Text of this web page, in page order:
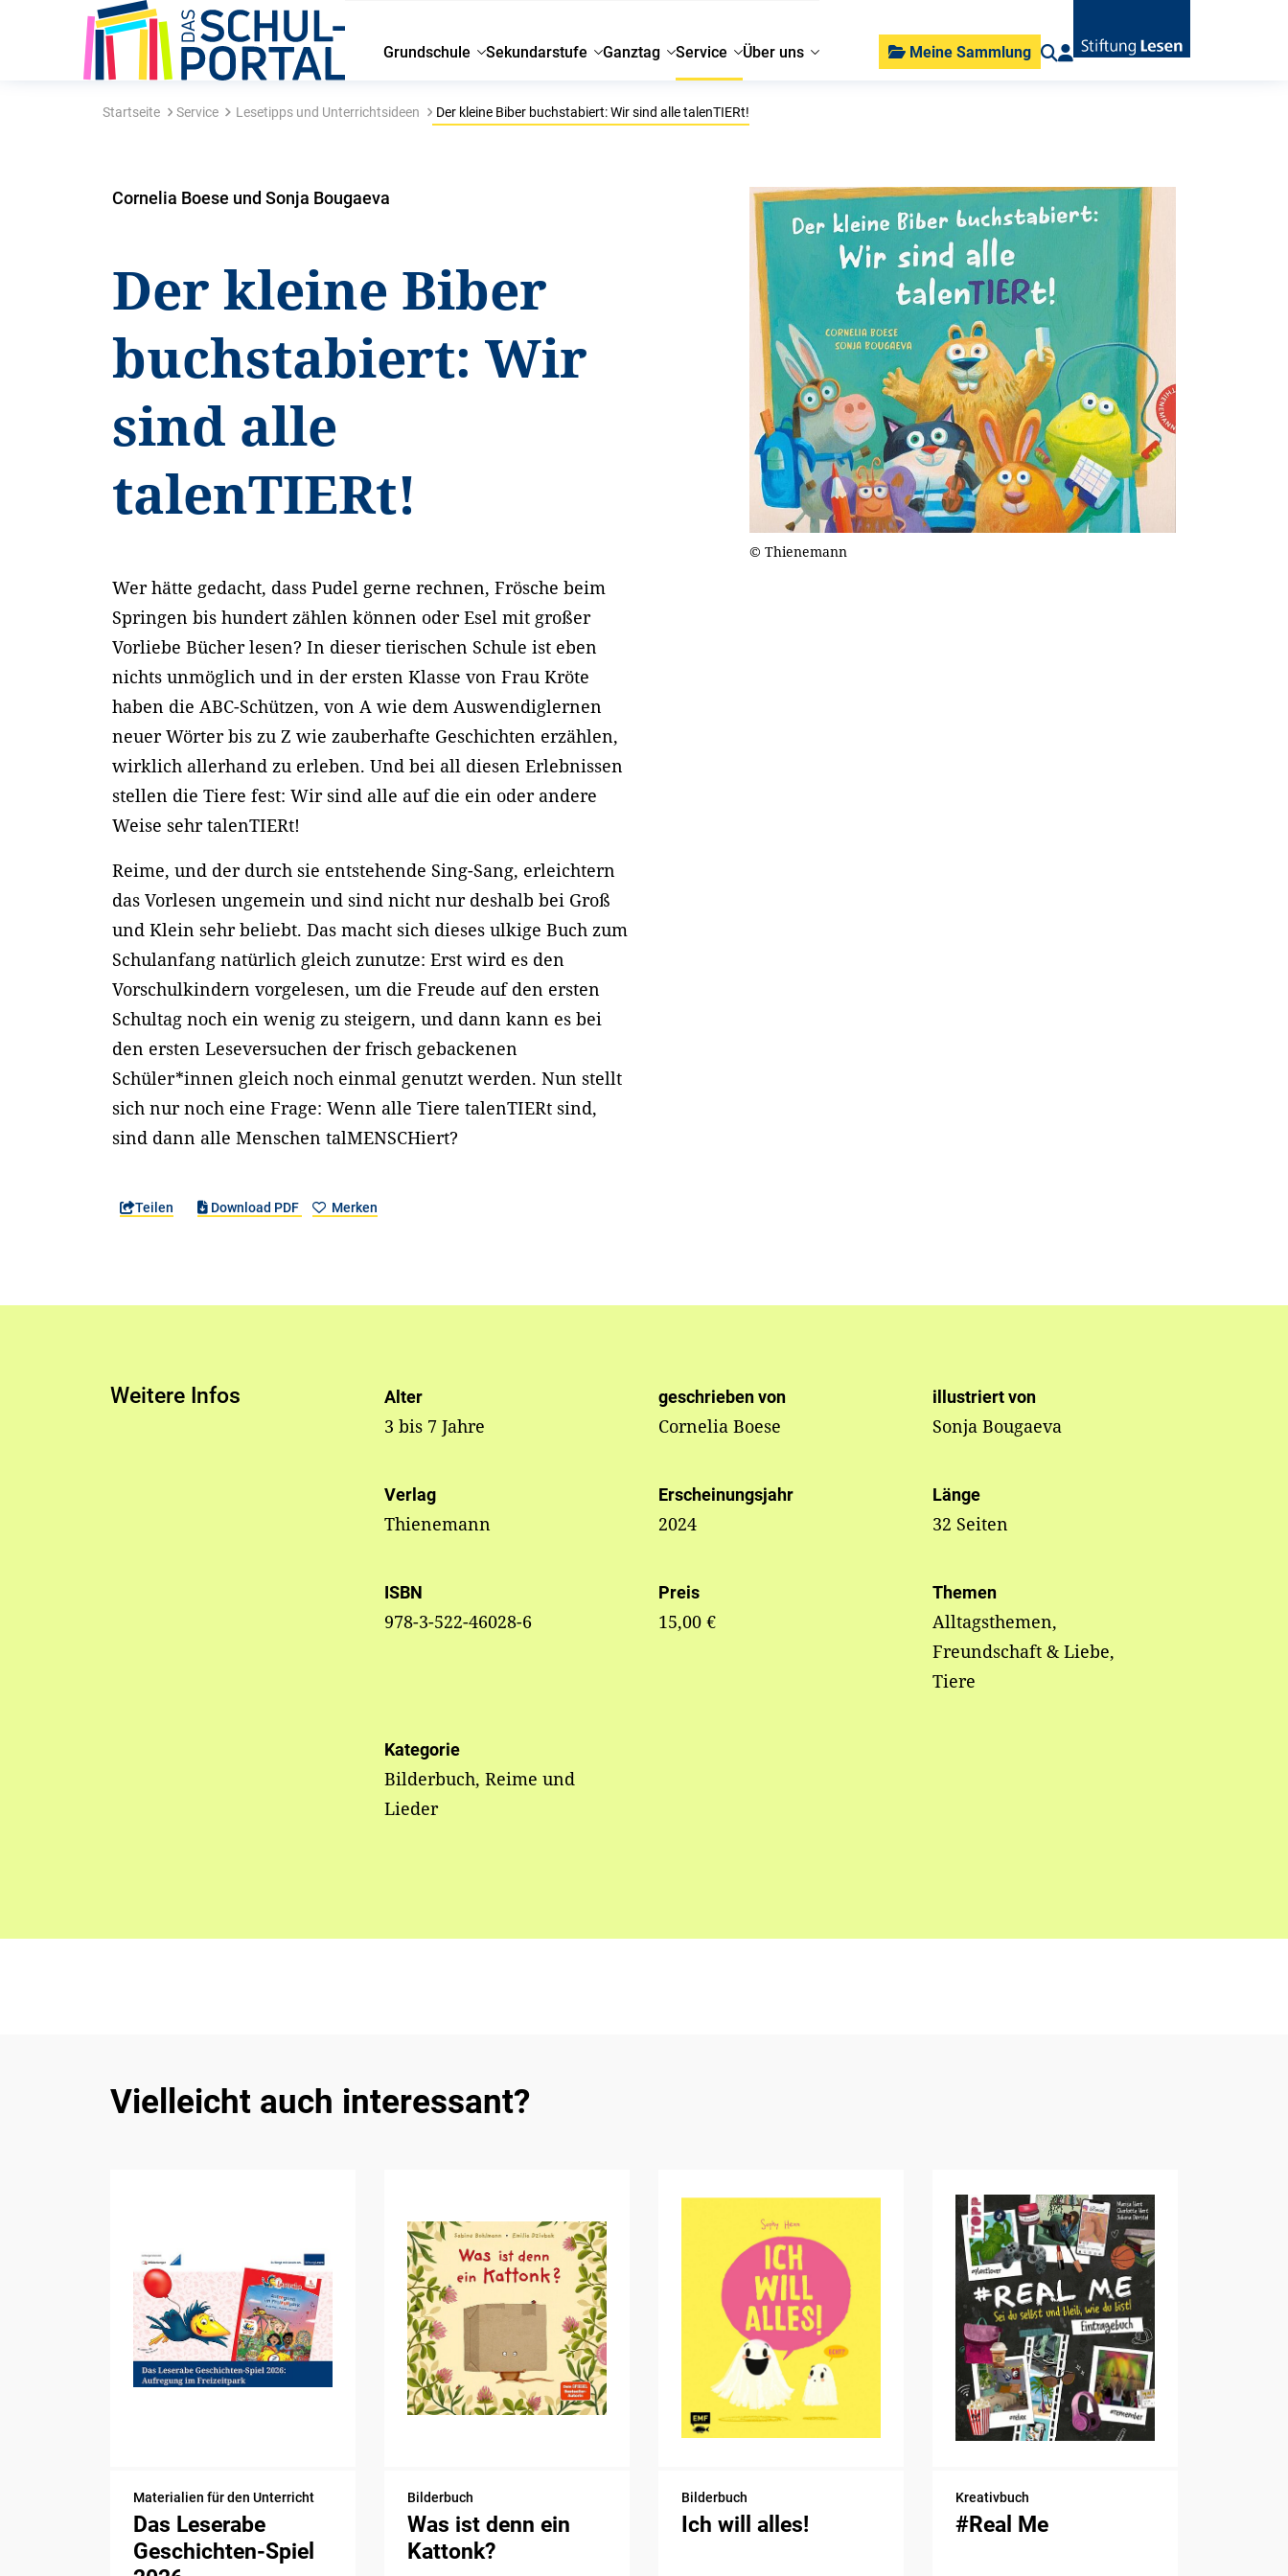
Grundschule Sekundarstufe Ganztag Service Über uns Meine Sammlung
Startseite Service Lesetipps und Unterrichtsideen Der kleine Biber buchstabiert: Wir sind alle talenTIERt!
Cornelia Boese und Sonja Bougaeva
Der kleine Biber
buchstabiert: Wir
sind alle
talenTIERt!
Wer hätte gedacht, dass Pudel gerne rechnen, Frösche beim
Springen bis hundert zählen können oder Esel mit großer
Vorliebe Bücher lesen? In dieser tierischen Schule ist eben
nichts unmöglich und in der ersten Klasse von Frau Kröte
haben die ABC-Schützen, von A wie dem Auswendiglernen
neuer Wörter bis zu Z wie zauberhafte Geschichten erzählen,
wirklich allerhand zu erleben. Und bei all diesen Erlebnissen
stellen die Tiere fest: Wir sind alle auf die ein oder andere
Weise sehr talenTIERt!
Reime, und der durch sie entstehende Sing-Sang, erleichtern
das Vorlesen ungemein und sind nicht nur deshalb bei Groß
und Klein sehr beliebt. Das macht sich dieses ulkige Buch zum
Schulanfang natürlich gleich zunutze: Erst wird es den
Vorschulkindern vorgelesen, um die Freude auf den ersten
Schultag noch ein wenig zu steigern, und dann kann es bei
den ersten Leseversuchen der frisch gebackenen
Schüler*innen gleich noch einmal genutzt werden. Nun stellt
sich nur noch eine Frage: Wenn alle Tiere talenTIERt sind,
sind dann alle Menschen talMENSCHiert?
Teilen Download PDF Merken
© Thienemann
Weitere Infos Alter
3 bis 7 Jahre
geschrieben von
Cornelia Boese
illustriert von
Sonja Bougaeva
Verlag
Thienemann
Erscheinungsjahr
2024
Länge
32 Seiten
ISBN
978-3-522-46028-6
Preis
15,00 €
Themen
Alltagsthemen,
Freundschaft & Liebe,
Tiere
Kategorie
Bilderbuch, Reime und
Lieder
Vielleicht auch interessant?
Materialien für den Unterricht
Das Leserabe
Geschichten-Spiel
Bilderbuch
Was ist denn ein
Kattonk?
Bilderbuch
Ich will alles!
Kreativbuch
#Real Me